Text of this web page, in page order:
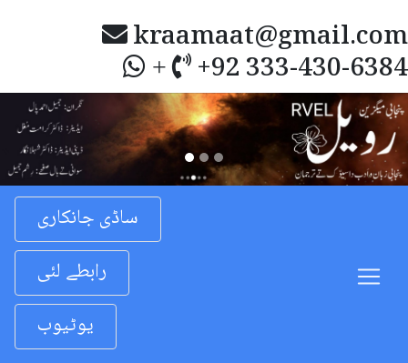
kraamaat@gmail.com
+ +92 333-430-6384
Previous
ساڈی جانکاری
رابطے لئی
یوٹیوب